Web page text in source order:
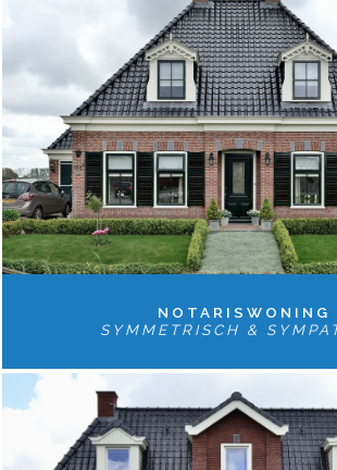
NOTARISWONING
SYMMETRISCH &